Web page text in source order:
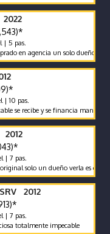
| 5 pas.
en agencia un solo dueño récord y
| 10 pas.
recibe y se financia
2012
| 7 pas.
solo un dueño verla es comprarla
2012
| 7 pas.
impecable